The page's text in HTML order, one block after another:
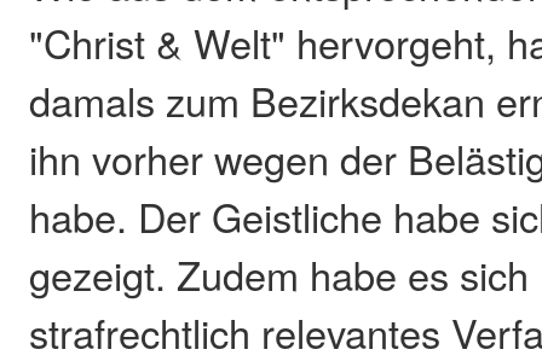
"Christ & Welt" hervorgeht,
damals zum Bezirksdekan
ihn vorher wegen der
habe. Der Geistliche habe
gezeigt. Zudem habe es
strafrechtlich relevantes